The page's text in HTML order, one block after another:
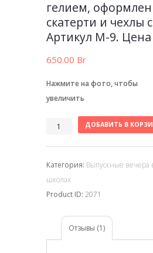
гелием,
скатерти и чехлы
Артикул М-9. Цена
650.00 Br
Нажмите на фото, чтобы
увеличить
ДОБАВИТЬ В
Категория: Выпускные вечера
школах
Product ID: 2071
Отзывы (1)